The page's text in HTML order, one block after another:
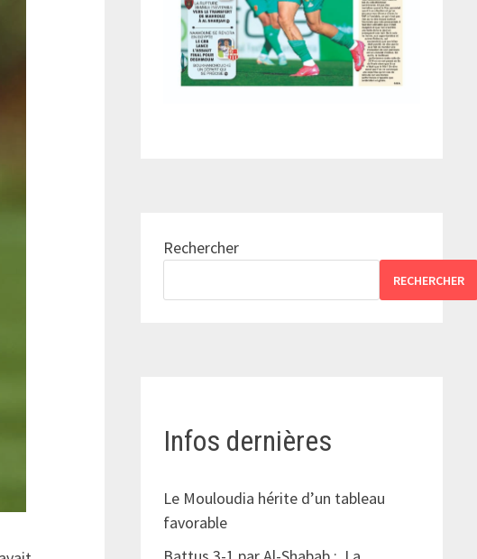
Rechercher
RECHERCHER
Infos dernières
Le Mouloudia hérite d’un tableau
favorable